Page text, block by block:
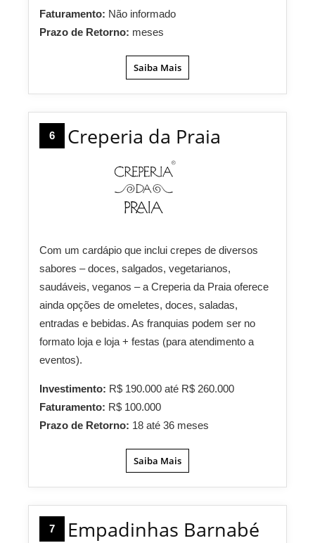
Faturamento: Não informado
Prazo de Retorno: meses
Saiba Mais
6 Creperia da Praia
Com um cardápio que inclui crepes de diversos
sabores – doces, salgados, vegetarianos,
saudáveis, veganos – a Creperia da Praia oferece
ainda opções de omeletes, doces, saladas,
entradas e bebidas. As franquias podem ser no
formato loja e loja + festas (para atendimento a
eventos).
Investimento: R$ 190.000 até R$ 260.000
Faturamento: R$ 100.000
Prazo de Retorno: 18 até 36 meses
Saiba Mais
7 Empadinhas Barnabé